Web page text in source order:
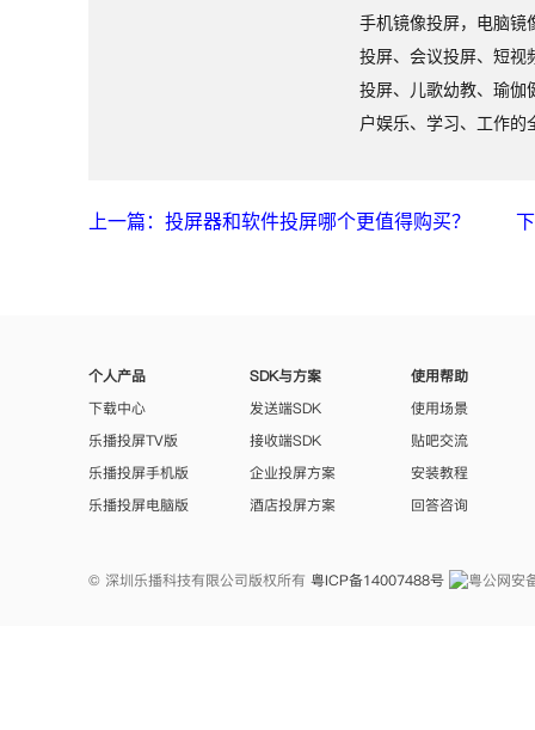
手机镜像投屏，电脑镜
投屏、会议投屏、短视
投屏、儿歌幼教、瑜伽
户娱乐、学习、工作的
上一篇：投屏器和软件投屏哪个更值得购买？
个人产品
下载中心
乐播投屏TV版
乐播投屏手机版
乐播投屏电脑版
SDK与方案
发送端SDK
接收端SDK
企业投屏方案
酒店投屏方案
使用帮助
使用场景
贴吧交流
安装教程
回答咨询
© 深圳乐播科技有限公司版权所有 粤ICP备14007488号